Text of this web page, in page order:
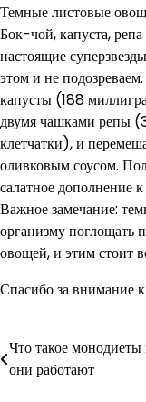
Темные листовые
Бок-чой, капуста,
настоящие
этом и не
капусты (188
двумя чашками репы
клетчатки), и
оливковым соусом.
салатное дополнение
Важное замечание:
организму поглощать
овощей, и этим стоит
Спасибо за внимание
Навигация
Что такое монодиеты
они работают